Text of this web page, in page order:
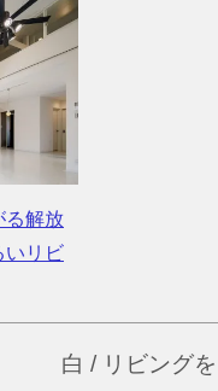
る解放
いリビ
白 / リビング